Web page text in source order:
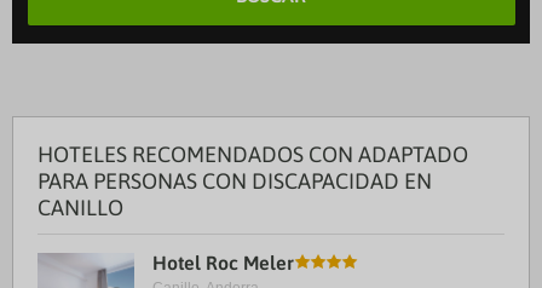
HOTELES RECOMENDADOS CON ADAPTADO
PARA PERSONAS CON DISCAPACIDAD EN
CANILLO
Hotel Roc Meler